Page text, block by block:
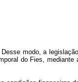
modo, a
do Fies, mediante